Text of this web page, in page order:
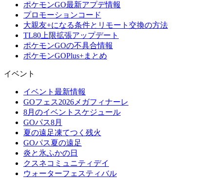
ポケモンGO最新アプデ情報
プロモーションコード
大親友+になる条件とリモート交換の方法
TL80上限拡張アップデート
ポケモンGOの不具合情報
ポケモンGOPlus+まとめ
イベント
イベント最新情報
GOフェス2026メガフィナーレ
8月のイベントスケジュール
GOパス8月
夏の遠足凍てつく残火
GOパス夏の遠足
炎と氷ふかの日
クスネコミュニティデイ
ウォーターフェスティバル